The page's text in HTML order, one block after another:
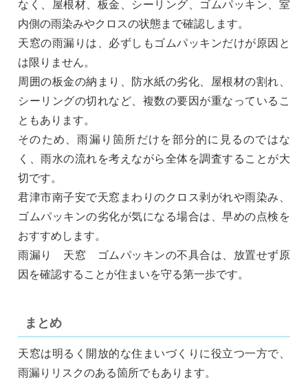
なく、屋根材、板金、シーリング、ゴムパッキン、室
内側の雨染みやクロスの状態まで確認します。
天窓の雨漏りは、必ずしもゴムパッキンだけが原因と
は限りません。
周囲の板金の納まり、防水紙の劣化、屋根材の割れ、
シーリングの切れなど、複数の要因が重なっているこ
ともあります。
そのため、雨漏り箇所だけを部分的に見るのではな
く、雨水の流れを考えながら全体を調査することが大
切です。
君津市南子安で天窓まわりのクロス剥がれや雨染み、
ゴムパッキンの劣化が気になる場合は、早めの点検を
おすすめします。
雨漏り 天窓 ゴムパッキンの不具合は、放置せず原
因を確認することが住まいを守る第一歩です。
まとめ
天窓は明るく開放的な住まいづくりに役立つ一方で、
雨漏りリスクのある箇所でもあります。